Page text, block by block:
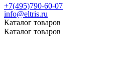
+7(495)790-60-07
info@eltris.ru
Каталог товаров
Каталог товаров